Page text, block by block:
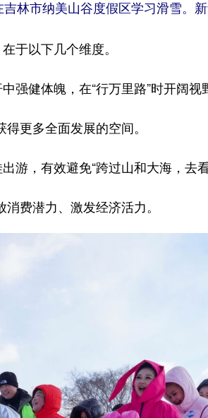
林市纳美山谷度假区学习滑雪。
于以下几个维度。
强健体魄，在“行万里路”时开阔视
更多全面发展的空间。
游，有效避免“跨过山和大海，去看
费潜力、激发经济活力。